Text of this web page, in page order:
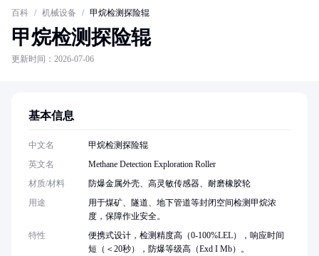
百科 / 机械设备 / 甲烷检测探险辊
甲烷检测探险辊
更新时间：2026-07-06
基本信息
中文名
甲烷检测探险辊
英文名
Methane Detection Exploration Roller
材质/材料
防爆金属外壳、高灵敏传感器、耐磨橡胶轮
用途
用于煤矿、隧道、地下管道等封闭空间检测甲烷浓
度，保障作业安全。
特性
便携式设计，检测精度高（0-100%LEL），响应时间
短（＜20秒），防爆等级高（Exd I Mb）。